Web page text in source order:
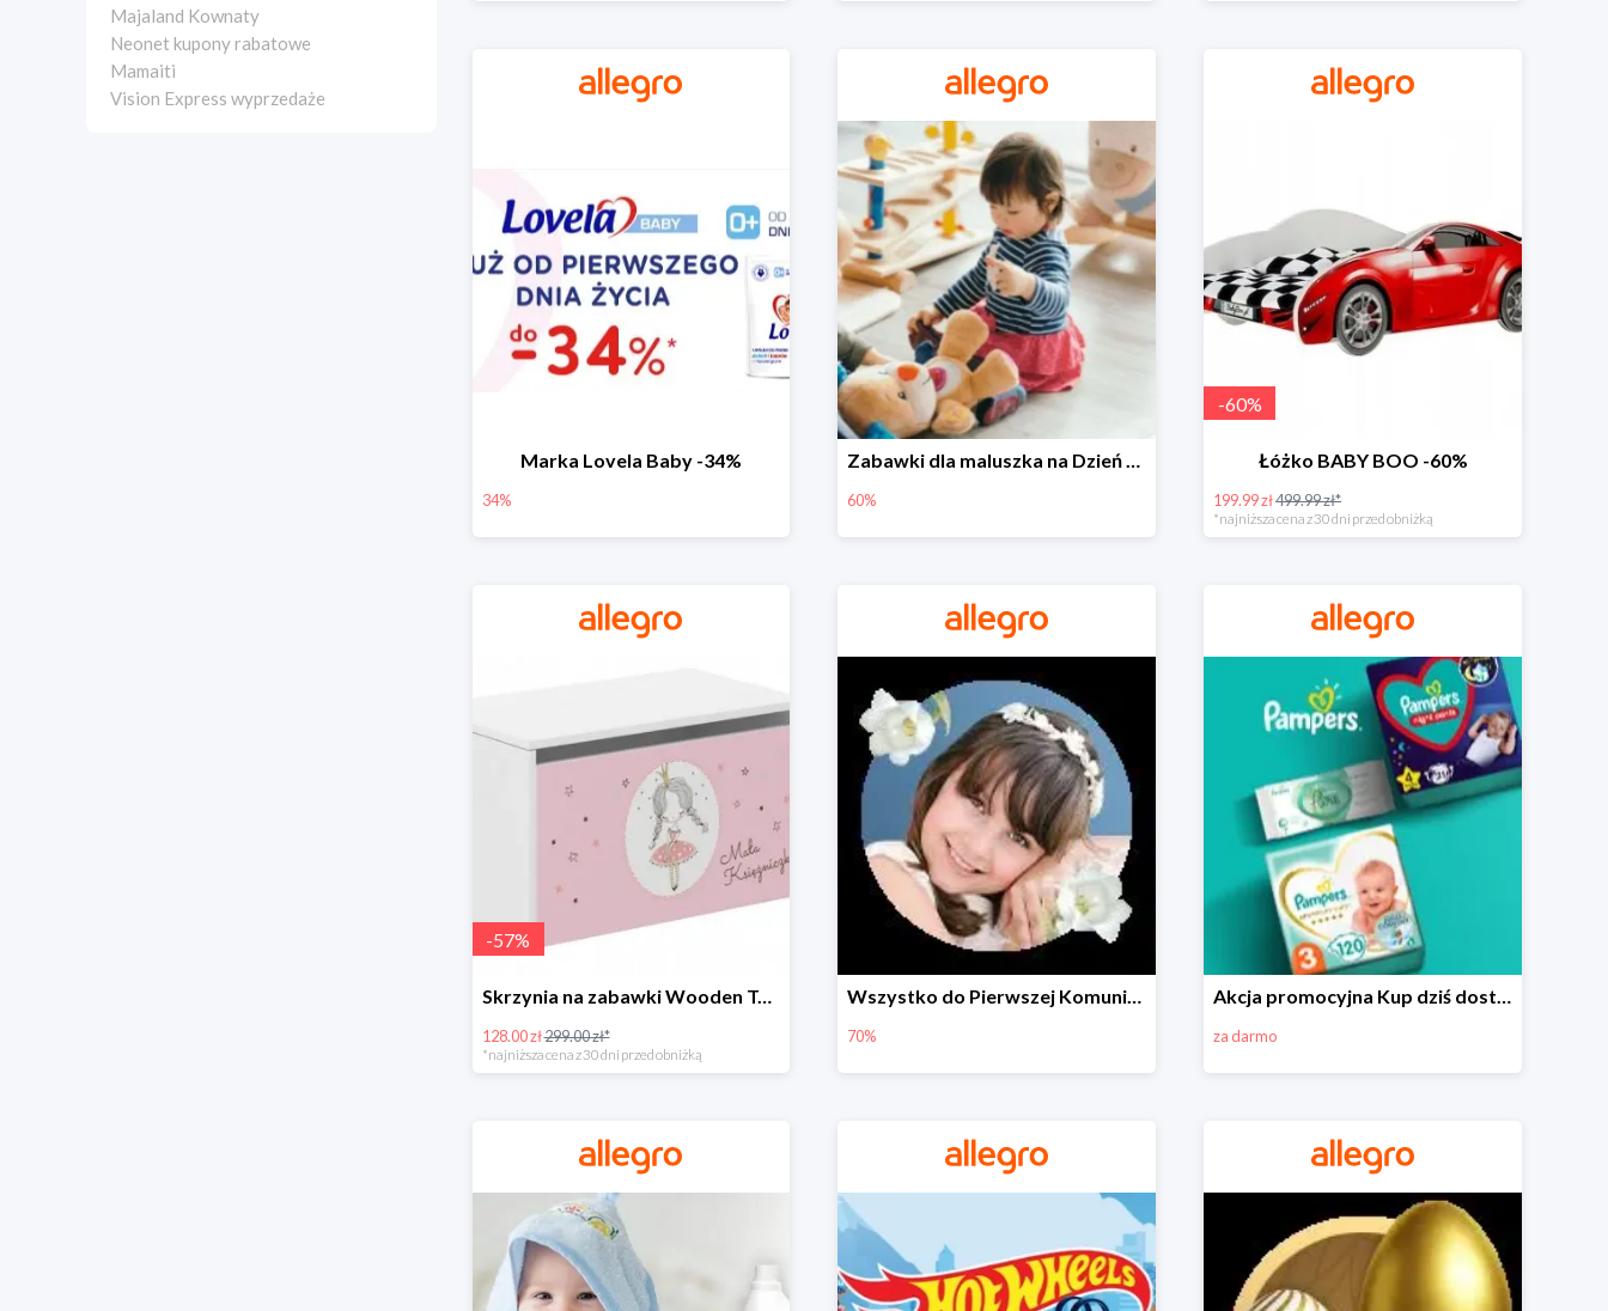
Majaland Kownaty
Neonet kupony rabatowe
Mamaiti
Vision Express wyprzedaże
Marka Lovela Baby -34%
34%
Zabawki dla maluszka na Dzień Dziecka na Allegro do -60%
60%
-60%
Łóżko BABY BOO -60%
199.99 zł499.99 zł*
*najniższa cena z 30 dni przed obniżką
-57%
Skrzynia na zabawki Wooden Toys -57%
128.00 zł299.00 zł*
*najniższa cena z 30 dni przed obniżką
Wszystko do Pierwszej Komunii na Allegro do -70%
70%
Akcja promocyjna Kup dziś dostawa jutro
za darmo